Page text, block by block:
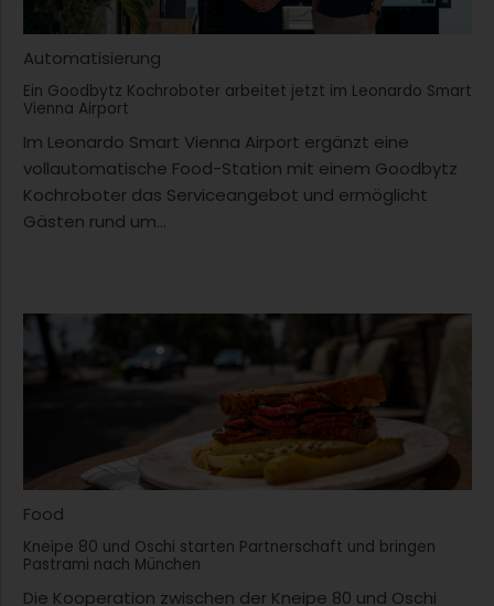
Automatisierung
Ein Goodbytz Kochroboter arbeitet jetzt im Leonardo Smart
Vienna Airport
Im Leonardo Smart Vienna Airport ergänzt eine
vollautomatische Food-Station mit einem Goodbytz
Kochroboter das Serviceangebot und ermöglicht
Gästen rund um...
Food
Kneipe 80 und Oschi starten Partnerschaft und bringen
Pastrami nach München
Die Kooperation zwischen der Kneipe 80 und Oschi